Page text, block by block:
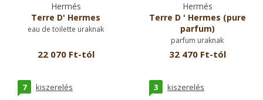
Hermés
Terre D' Hermes
eau de toilette uraknak
22 070 Ft-tól
7 kiszerelés
Hermés
Terre D ' Hermes (pure
parfum)
parfum uraknak
32 470 Ft-tól
3 kiszerelés